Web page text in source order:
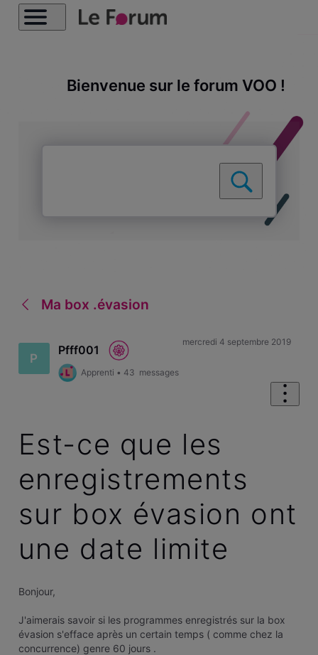
Bienvenue sur le forum VOO !
Ma box .évasion
P
Pfff001
Apprenti • 43 messages
mercredi 4 septembre 2019
Est-ce que les
enregistrements
sur box évasion ont
une date limite
Bonjour,
J'aimerais savoir si les programmes enregistrés sur la box
évasion s'efface après un certain temps ( comme chez la
concurrence) genre 60 jours .